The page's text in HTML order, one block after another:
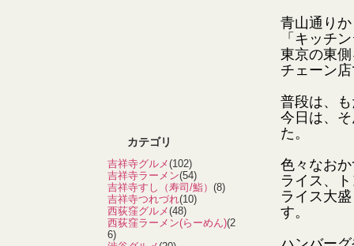
カテゴリ
吉祥寺グルメ(102)
吉祥寺ラーメン(54)
吉祥寺すし（寿司/鮨） (8)
吉祥寺つれづれ(10)
西荻窪グルメ(48)
西荻窪ラーメン(らーめん)(2
6)
青山通り
「キッチ
東京の東
チェーン
普段は、
今日は、
た。
色々なお
ライス、
ライス大
す。